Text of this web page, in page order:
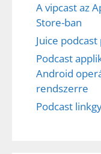
A vipcast az
Store-ban
Juice
Podcast
Android
rendszerre
Podcast